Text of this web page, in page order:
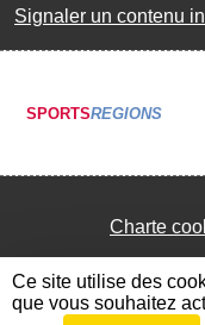
Signaler un contenu
SPORTSREGIONS
Charte
Ce site utilise des
que vous souhaitez